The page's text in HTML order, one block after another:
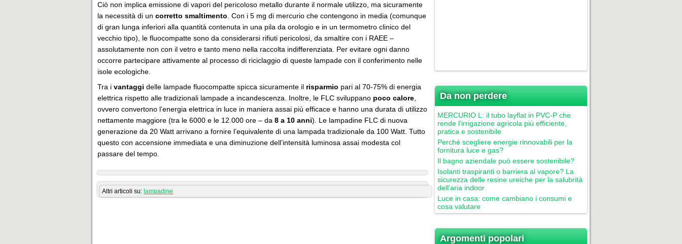
Ciò non implica emissione di vapori del pericoloso metallo durante il normale utilizzo, ma sicuramente
la necessità di un corretto smaltimento . Con i 5 mg di mercurio che contengono in media (comunque
di gran lunga inferiori alla quantità contenuta in una pila da orologio e in un termometro clinico del
vecchio tipo), le fluocompatte sono da considerarsi rifiuti pericolosi, da smaltire con i RAEE –
assolutamente non con il vetro e tanto meno nella raccolta indifferenziata. Per evitare ogni danno
occorre partecipare attivamente al processo di riciclaggio di queste lampade con il conferimento nelle
isole ecologiche.
Tra i vantaggi delle lampade fluocompatte spicca sicuramente il risparmio pari al 70-75% di energia
elettrica rispetto alle tradizionali lampade a incandescenza. Inoltre, le FLC sviluppano poco calore
ovvero convertono l’energia elettrica in luce in maniera assai più efficace e hanno una durata di utilizzo
nettamente maggiore (tra le 6000 e le 12.000 ore – da 8 a 10 anni). Le lampadine FLC di nuova
generazione da 20 Watt arrivano a fornire l’equivalente di una lampada tradizionale da 100 Watt. Tutto
questo con accensione immediata e una diminuzione dell’intensità luminosa assai modesta col
passare del tempo.
Altri articoli su: lampadine
Da non perdere
MERCURIO L: il tubo layflat in PVC-P che
rende l’irrigazione agricola più efficiente,
pratica e sostenibile
Perché scegliere energie rinnovabili per la
fornitura luce e gas?
Il bagno aziendale può essere sostenibile?
Isolanti traspiranti o barriera al vapore? La
sicurezza delle resine ureiche per la salubrità
dell’aria indoor
Luce in casa: come cambiano i consumi e
cosa valutare
Argomenti popolari